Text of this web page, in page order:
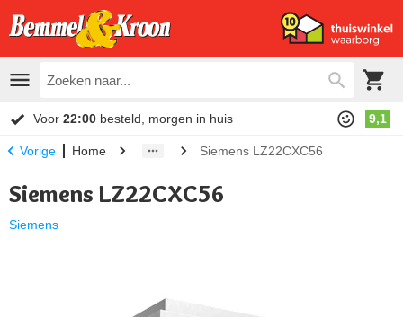
Voor 22:00 besteld, morgen in huis 9,1
Vorige Home Siemens LZ22CXC56
Siemens LZ22CXC56
Siemens